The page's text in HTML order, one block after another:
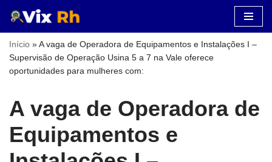
Pular
para
o
conteúdo
Início »A vaga de Operadora de Equipamentos e Instalações I –
Supervisão de Operação Usina 5 a 7 na Vale oferece
oportunidades para mulheres com:
A vaga de Operadora de
Equipamentos e